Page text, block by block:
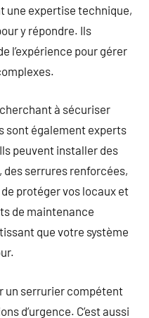
une expertise technique,
y répondre. Ils
l’expérience pour gérer
à sécuriser
sont également experts
peuvent installer des
des serrures renforcées,
protéger vos locaux et
de maintenance
que votre système
un serrurier compétent
d’urgence. C’est aussi